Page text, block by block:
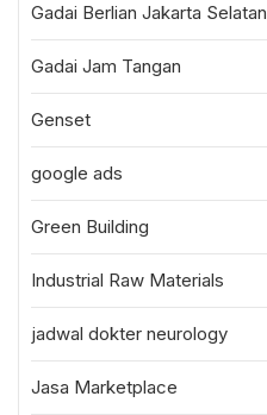
Gadai Berlian Jakarta Selatan
Gadai Jam Tangan
Genset
google ads
Green Building
Industrial Raw Materials
jadwal dokter neurology
Jasa Marketplace